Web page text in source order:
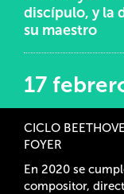
discípulo, y la
su maestro
17
CICLO
FOYER
En 2020 se
compositor,